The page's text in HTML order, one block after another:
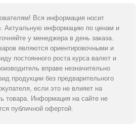
Вся информация носит
Актуальную информацию по ценам и
у менеджера в день заказа.
являются ориентировочными и
постоянного роста курса валют и
вправе незначительно
продукции без предварительного
если это не влияет на
товара. Информация на сайте не
публичной офертой.